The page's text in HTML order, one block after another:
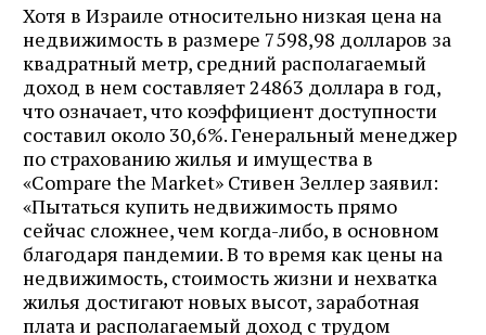
Хотя в Израиле относительно низкая цена на
недвижимость в размере 7598,98 долларов за
квадратный метр, средний располагаемый
доход в нем составляет 24863 доллара в год,
что означает, что коэффициент доступности
составил около 30,6%. Генеральный менеджер
по страхованию жилья и имущества в
«Compare the Market» Стивен Зеллер заявил:
«Пытаться купить недвижимость прямо
сейчас сложнее, чем когда-либо, в основном
благодаря пандемии. В то время как цены на
недвижимость, стоимость жизни и нехватка
жилья достигают новых высот, заработная
плата и располагаемый доход с трудом